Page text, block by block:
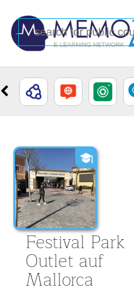
Festival Park
Outlet auf
Mallorca